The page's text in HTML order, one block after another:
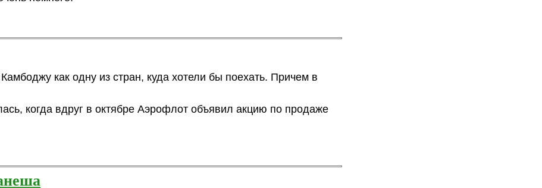
как одну из стран, куда хотели бы поехать. Причем в
когда вдруг в октябре Аэрофлот объявил акцию по продаже